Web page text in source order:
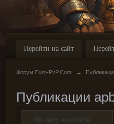
Перейти на сайт
Форум Euro-PvP.Com →
Публикации
По типу контента